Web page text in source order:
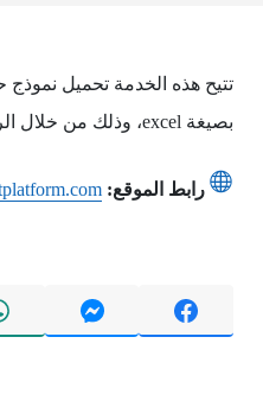
تتيح هذه الخدمة تحميل نموذج
بصيغة excel، وذلك من خلال الرابط التالي:
رابط الموقع: